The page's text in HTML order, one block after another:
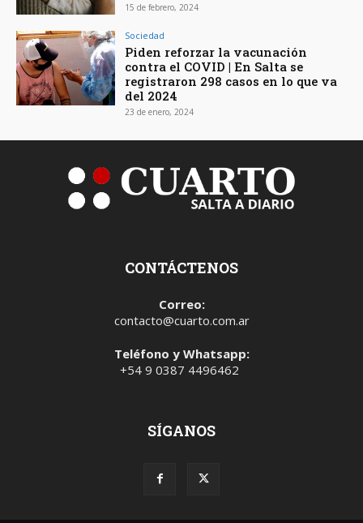
15 de febrero, 2024
Sociedad
Piden reforzar la vacunación
contra el COVID | En Salta se
registraron 298 casos en lo que va
del 2024
23 de enero, 2024
CONTÁCTENOS
Correo:
contacto@cuarto.com.ar
Teléfono y Whatsapp:
+54 9 0387 4496462
SÍGANOS